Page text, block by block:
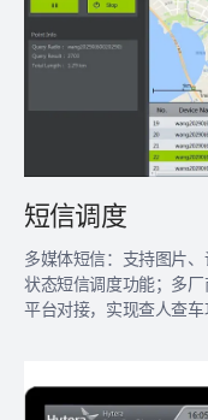
短信调度
多媒体短信：支持图片
状态短信调度功能；多
平台对接，实现查人查车